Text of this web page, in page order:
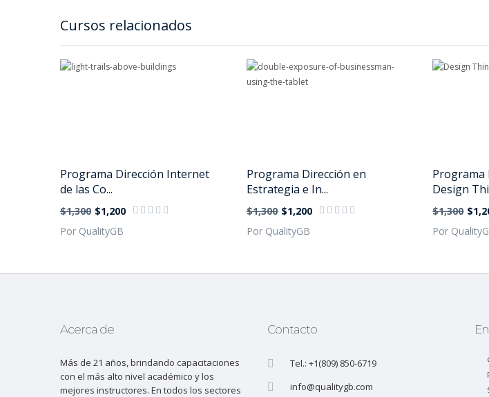
Cursos relacionados
Programa Dirección Internet
de las Co...
$1,300 $1,200
Por QualityGB
Programa Dirección en
Estrategia e In...
$1,300 $1,200
Por QualityGB
Programa
Design
$1,300
Por
Acerca de
Más de 21 años, brindando capacitaciones
con el más alto nivel académico y los
mejores instructores. En todos los sectores
Contacto
Tel.: +1(809) 850-6719
info@qualitygb.com